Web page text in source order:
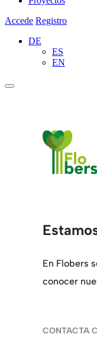
Accede Registro
DE
ES
EN
En Flobers
conocer
CONTACTA